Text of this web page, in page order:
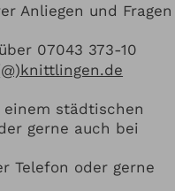
Anliegen und Fragen
07043 373-10
einem städtischen
gerne auch bei
Telefon oder gerne